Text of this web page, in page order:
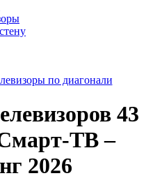
по диагонали
43
ТВ –
2026